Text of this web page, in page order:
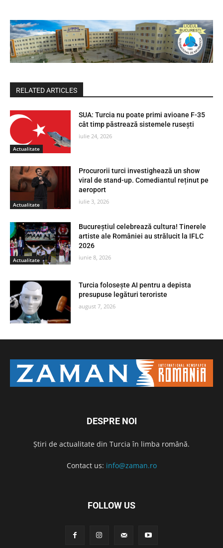
RELATED ARTICLES
Actualitate
SUA: Turcia nu poate primi avioane F-35
cât timp păstrează sistemele rusești
iulie 24, 2026
Actualitate
Procurorii turci investighează un show
viral de stand-up. Comediantul reținut pe
aeroport
iulie 3, 2026
Actualitate
Bucureștiul celebrează cultura! Tinerele
artiste ale României au strălucit la IFLC
2026
iunie 8, 2026
Turcia folosește AI pentru a depista
presupuse legături teroriste
august 7, 2026
DESPRE NOI
Știri de actualitate din Turcia în limba română.
Contact us: info@zaman.ro
FOLLOW US